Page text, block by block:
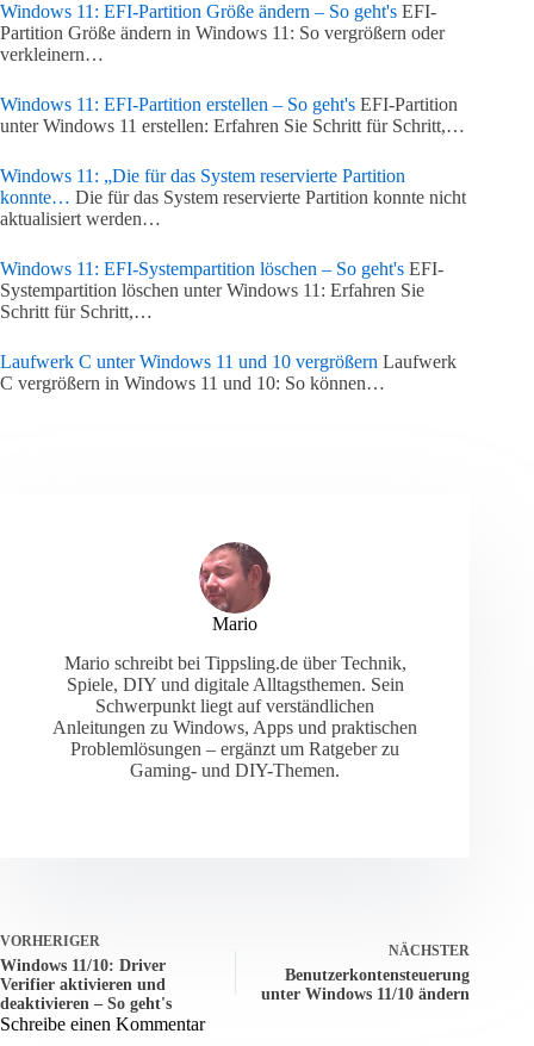
Windows 11: EFI-Partition Größe ändern – So geht's EFI-
Partition Größe ändern in Windows 11: So vergrößern oder
verkleinern…
Windows 11: EFI-Partition erstellen – So geht's EFI-Partition
unter Windows 11 erstellen: Erfahren Sie Schritt für Schritt,…
Windows 11: „Die für das System reservierte Partition
konnte… Die für das System reservierte Partition konnte nicht
aktualisiert werden…
Windows 11: EFI-Systempartition löschen – So geht's EFI-
Systempartition löschen unter Windows 11: Erfahren Sie
Schritt für Schritt,…
Laufwerk C unter Windows 11 und 10 vergrößern Laufwerk
C vergrößern in Windows 11 und 10: So können…
Mario
Mario schreibt bei Tippsling.de über Technik,
Spiele, DIY und digitale Alltagsthemen. Sein
Schwerpunkt liegt auf verständlichen
Anleitungen zu Windows, Apps und praktischen
Problemlösungen – ergänzt um Ratgeber zu
Gaming- und DIY-Themen.
VORHERIGER
Windows 11/10: Driver
Verifier aktivieren und
deaktivieren – So geht's
NÄCHSTER
Benutzerkontensteuerung
unter Windows 11/10 ändern
Schreibe einen Kommentar